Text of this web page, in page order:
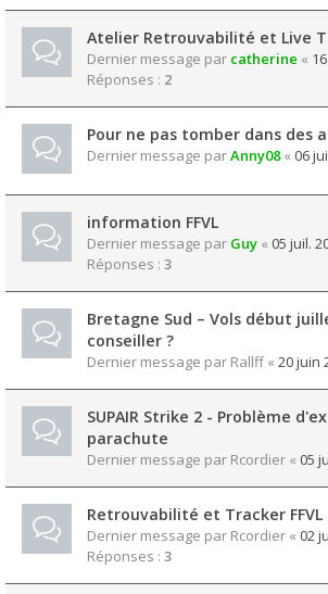
Atelier Retrouvabilité et Live
Dernier message par catherine «
Réponses : 2
Pour ne pas tomber dans des
Dernier message parAnny08« 06
information FFVL
Dernier message par Guy « 05 juil.
Réponses : 3
Bretagne Sud – Vols début
conseiller ?
Dernier message par Rallff « 20 juin
SUPAIR Strike 2 - Problème
parachute
Dernier message par Rcordier « 05
Retrouvabilité et Tracker FFVL
Dernier message par Rcordier « 02
Réponses : 3